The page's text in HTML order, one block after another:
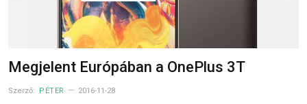
Megjelent Európában a OnePlus 3T
Szerző: PÉTER 2016-11-28